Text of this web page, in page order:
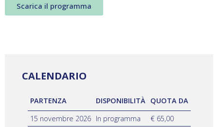
Scarica il programma
CALENDARIO
PARTENZA DISPONIBILITÀ
QUOTA DA
15 novembre 2026
In programma € 65,00